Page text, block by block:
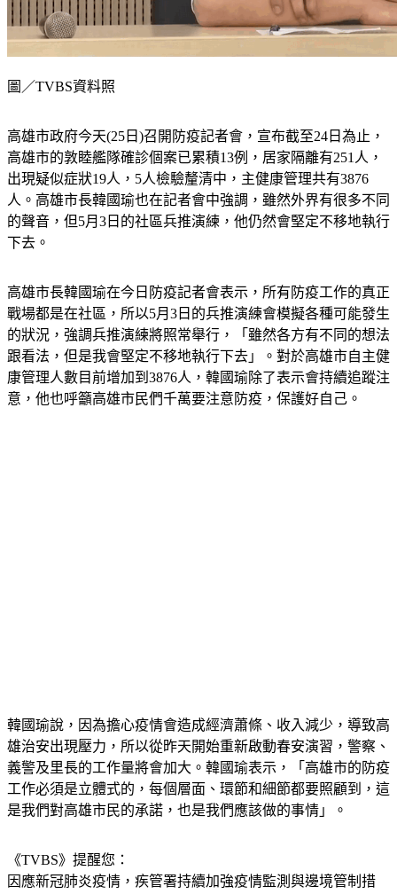
圖／TVBS資料照
高雄市政府今天(25日)召開防疫記者會，宣布截至24日為止，
高雄市的敦睦艦隊確診個案已累積13例，居家隔離有251人，
出現疑似症狀19人，5人檢驗釐清中，主健康管理共有3876
人。高雄市長韓國瑜也在記者會中強調，雖然外界有很多不同
的聲音，但5月3日的社區兵推演練，他仍然會堅定不移地執行
下去。
高雄市長韓國瑜在今日防疫記者會表示，所有防疫工作的真正
戰場都是在社區，所以5月3日的兵推演練會模擬各種可能發生
的狀況，強調兵推演練將照常舉行，「雖然各方有不同的想法
跟看法，但是我會堅定不移地執行下去」。對於高雄市自主健
康管理人數目前增加到3876人，韓國瑜除了表示會持續追蹤注
意，他也呼籲高雄市民們千萬要注意防疫，保護好自己。
韓國瑜說，因為擔心疫情會造成經濟蕭條、收入減少，導致高
雄治安出現壓力，所以從昨天開始重新啟動春安演習，警察、
義警及里長的工作量將會加大。韓國瑜表示，「高雄市的防疫
工作必須是立體式的，每個層面、環節和細節都要照顧到，這
是我們對高雄市民的承諾，也是我們應該做的事情」。
《TVBS》提醒您：
因應新冠肺炎疫情，疾管署持續加強疫情監測與邊境管制措